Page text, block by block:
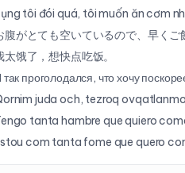
tôi đói quá, tôi muốn ăn cơm
腹がとても空いているので、早くご
太饿了，想快点吃饭。
так проголодался, что хочу
juda och, tezroq
tanta hambre que quiero
com tanta fome que quero